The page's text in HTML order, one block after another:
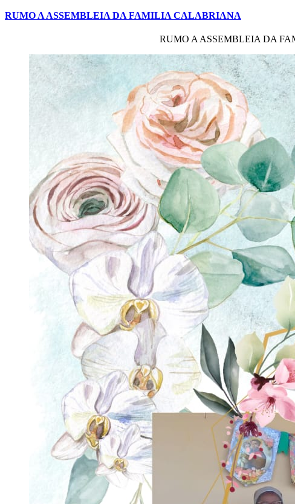
RUMO A ASSEMBLEIA DA FAMILIA CALABRIANA
RUMO A ASSEMBLEIA DA